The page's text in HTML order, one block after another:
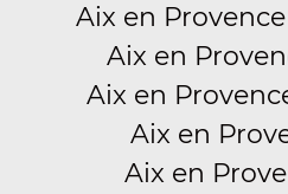
Aix en
Aix en
Aix en
Aix en
Aix en